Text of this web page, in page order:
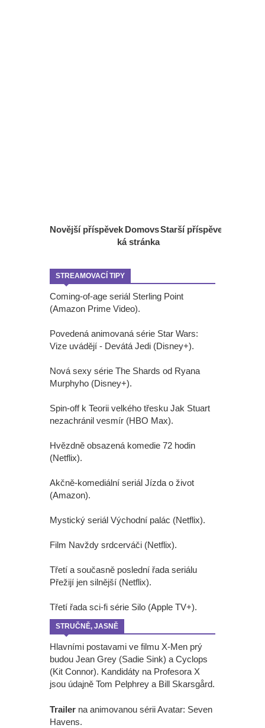
Novější příspěvek Starší příspěvek
Domovs
ká stránka
STREAMOVACÍ TIPY
Coming-of-age seriál Sterling Point
(Amazon Prime Video).
Povedená animovaná série Star Wars:
Vize uvádějí - Devátá Jedi (Disney+).
Nová sexy série The Shards od Ryana
Murphyho (Disney+).
Spin-off k Teorii velkého třesku Jak Stuart
nezachránil vesmír (HBO Max).
Hvězdně obsazená komedie 72 hodin
(Netflix).
Akčně-komediální seriál Jízda o život
(Amazon).
Mystický seriál Východní palác (Netflix).
Film Navždy srdcerváči (Netflix).
Třetí a současně poslední řada seriálu
Přežijí jen silnější (Netflix).
Třetí řada sci-fi série Silo (Apple TV+).
STRUČNĚ, JASNĚ
Hlavními postavami ve filmu X-Men prý
budou Jean Grey (Sadie Sink) a Cyclops
(Kit Connor). Kandidáty na Profesora X
jsou údajně Tom Pelphrey a Bill Skarsgård.
Trailer na animovanou sérii Avatar: Seven
Havens.